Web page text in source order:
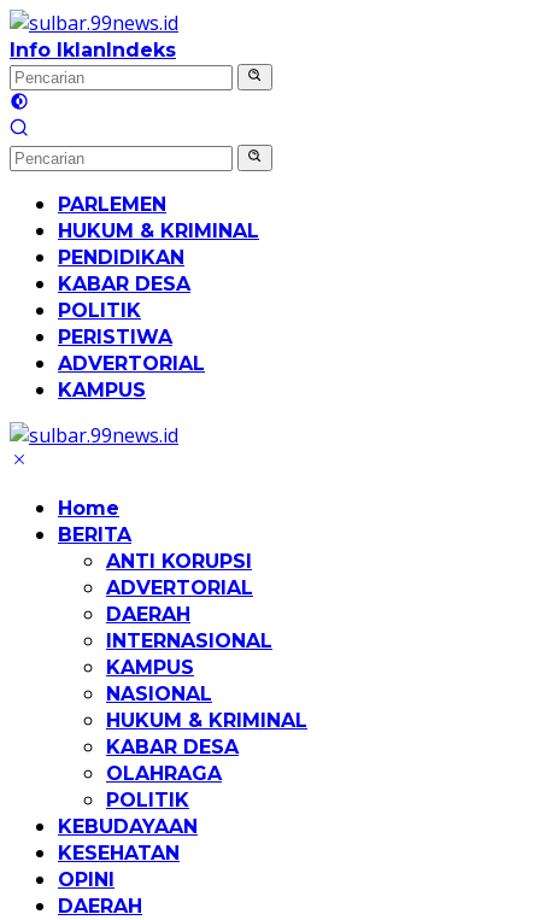
Langsung
ke
konten
Info IklanIndeks
PARLEMEN
HUKUM & KRIMINAL
PENDIDIKAN
KABAR DESA
POLITIK
PERISTIWA
ADVERTORIAL
KAMPUS
Home
BERITA
ANTI KORUPSI
ADVERTORIAL
DAERAH
INTERNASIONAL
KAMPUS
NASIONAL
HUKUM & KRIMINAL
KABAR DESA
OLAHRAGA
POLITIK
KEBUDAYAAN
KESEHATAN
OPINI
DAERAH